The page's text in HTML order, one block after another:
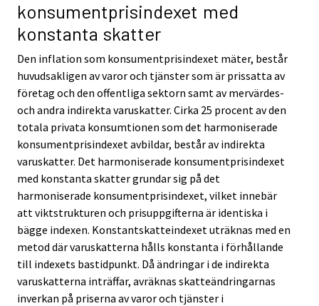
konsumentprisindexet med
konstanta skatter
Den inflation som konsumentprisindexet mäter, består
huvudsakligen av varor och tjänster som är prissatta av
företag och den offentliga sektorn samt av mervärdes-
och andra indirekta varuskatter. Cirka 25 procent av den
totala privata konsumtionen som det harmoniserade
konsumentprisindexet avbildar, består av indirekta
varuskatter. Det harmoniserade konsumentprisindexet
med konstanta skatter grundar sig på det
harmoniserade konsumentprisindexet, vilket innebär
att viktstrukturen och prisuppgifterna är identiska i
bägge indexen. Konstantskatteindexet uträknas med en
metod där varuskatterna hålls konstanta i förhållande
till indexets bastidpunkt. Då ändringar i de indirekta
varuskatterna inträffar, avräknas skatteändringarnas
inverkan på priserna av varor och tjänster i